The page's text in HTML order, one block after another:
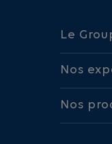
Le
Nos
Nos